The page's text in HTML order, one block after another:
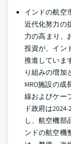
インドの航空
近代化努力の
力の高まり、
投資が、イン
推進していま
り組みの増加
MRO施設の
線およびケー
ド政府は
し、航空機部
ンドの航空機